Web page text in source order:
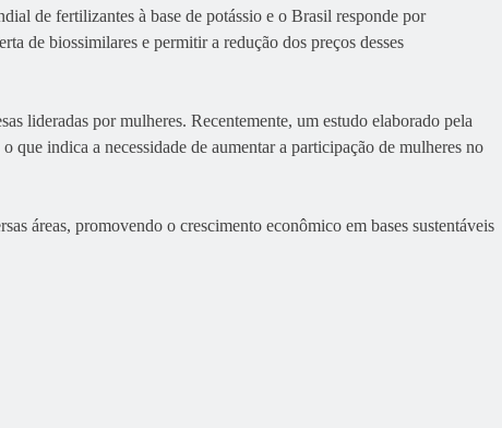
de fertilizantes à base de potássio e o Brasil responde por
de biossimilares e permitir a redução dos preços desses
lideradas por mulheres. Recentemente, um estudo elaborado pela
que indica a necessidade de aumentar a participação de mulheres no
áreas, promovendo o crescimento econômico em bases sustentáveis